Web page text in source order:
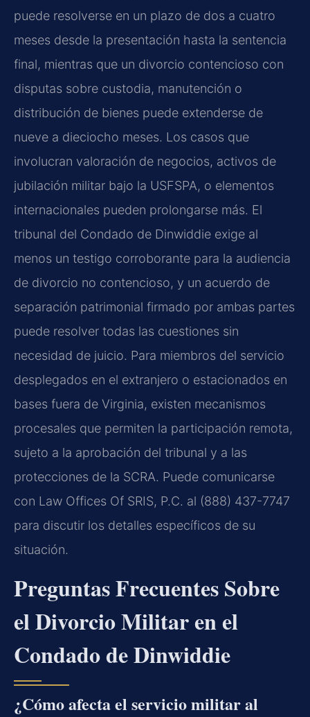
puede resolverse en un plazo de dos a cuatro
meses desde la presentación hasta la sentencia
final, mientras que un divorcio contencioso con
disputas sobre custodia, manutención o
distribución de bienes puede extenderse de
nueve a dieciocho meses. Los casos que
involucran valoración de negocios, activos de
jubilación militar bajo la USFSPA, o elementos
internacionales pueden prolongarse más. El
tribunal del Condado de Dinwiddie exige al
menos un testigo corroborante para la audiencia
de divorcio no contencioso, y un acuerdo de
separación patrimonial firmado por ambas partes
puede resolver todas las cuestiones sin
necesidad de juicio. Para miembros del servicio
desplegados en el extranjero o estacionados en
bases fuera de Virginia, existen mecanismos
procesales que permiten la participación remota,
sujeto a la aprobación del tribunal y a las
protecciones de la SCRA. Puede comunicarse
con Law Offices Of SRIS, P.C. al (888) 437-7747
para discutir los detalles específicos de su
situación.
Preguntas Frecuentes Sobre
el Divorcio Militar en el
Condado de Dinwiddie
¿Cómo afecta el servicio militar al